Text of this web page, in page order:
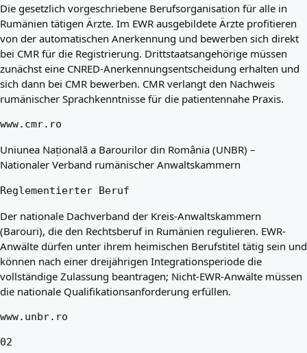
Die gesetzlich vorgeschriebene Berufsorganisation für alle in
Rumänien tätigen Ärzte. Im EWR ausgebildete Ärzte profitieren
von der automatischen Anerkennung und bewerben sich direkt
bei CMR für die Registrierung. Drittstaatsangehörige müssen
zunächst eine CNRED-Anerkennungsentscheidung erhalten und
sich dann bei CMR bewerben. CMR verlangt den Nachweis
rumänischer Sprachkenntnisse für die patientennahe Praxis.
www.cmr.ro
Uniunea Națională a Barourilor din România (UNBR) –
Nationaler Verband rumänischer Anwaltskammern
Reglementierter Beruf
Der nationale Dachverband der Kreis-Anwaltskammern
(Barouri), die den Rechtsberuf in Rumänien regulieren. EWR-
Anwälte dürfen unter ihrem heimischen Berufstitel tätig sein und
können nach einer dreijährigen Integrationsperiode die
vollständige Zulassung beantragen; Nicht-EWR-Anwälte müssen
die nationale Qualifikationsanforderung erfüllen.
www.unbr.ro
02